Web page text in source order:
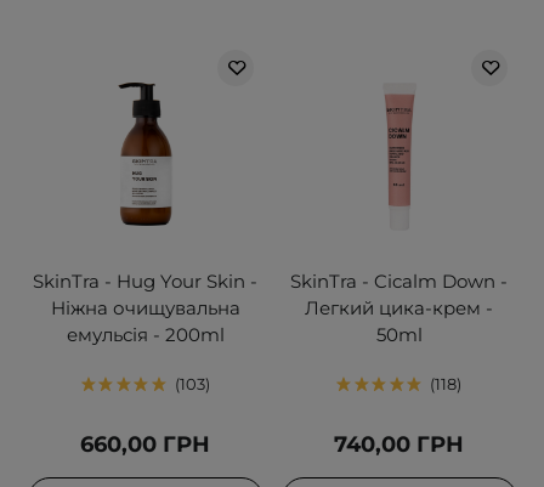
SkinTra - Hug Your Skin -
Ніжна очищувальна
емульсія - 200ml
103
660,00 ГРН
SkinTra - Cicalm Down -
Легкий цика-крем -
50ml
118
740,00 ГРН